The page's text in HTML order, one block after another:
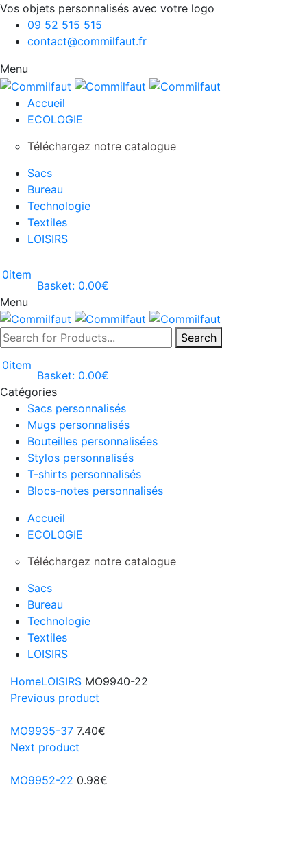
Vos objets personnalisés avec votre logo
09 52 515 515
contact@commilfaut.fr
Menu
Accueil
ECOLOGIE
Téléchargez notre catalogue
Sacs
Bureau
Technologie
Textiles
LOISIRS
0item
Basket: 0.00€
Menu
Search
0item
Basket: 0.00€
Catégories
Sacs personnalisés
Mugs personnalisés
Bouteilles personnalisées
Stylos personnalisés
T-shirts personnalisés
Blocs-notes personnalisés
Accueil
ECOLOGIE
Téléchargez notre catalogue
Sacs
Bureau
Technologie
Textiles
LOISIRS
HomeLOISIRS MO9940-22
Previous product
MO9935-37 7.40€
Next product
MO9952-22 0.98€